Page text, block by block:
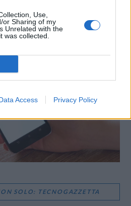
Use,
or Sharing of my
Unrelated with the
was collected.
Access Privacy Policy
OFFERTE AMAZON
SOLO: TECNOGAZZETTA